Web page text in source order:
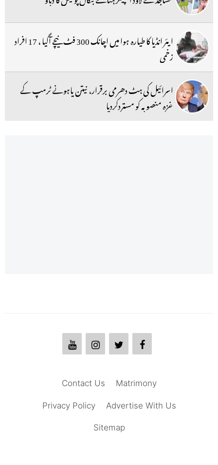
ایئر انڈیا کا طیارہ ہوا میں اچانک 300 فٹ نیچے آگیا ، 17 افراد
زخمی
اسرائیل کی ہٹ دھرمی برقرار، نیتن یاہونے ٹرمپ کے
غزہ منصوبہ کو مستردکردیا
Matrimony
Contact Us
Advertise With Us
Privacy Policy
Sitemap